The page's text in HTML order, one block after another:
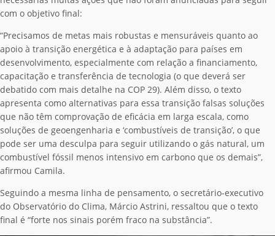
com o objetivo final:
“Precisamos de metas mais robustas e mensuráveis quanto ao
apoio à transição energética e à adaptação para países em
desenvolvimento, especialmente com relação a financiamento,
capacitação e transferência de tecnologia (o que deverá ser
debatido com mais detalhe na COP 29). Além disso, o texto
apresenta como alternativas para essa transição falsas soluções
que não têm comprovação de eficácia em larga escala, como
soluções de geoengenharia e ‘combustíveis de transição’, o que
pode ser uma desculpa para seguir utilizando o gás natural, um
combustível fóssil menos intensivo em carbono que os demais”,
afirmou Camila.
Seguindo a mesma linha de pensamento, o secretário-executivo
do Observatório do Clima, Márcio Astrini, ressaltou que o texto
final é “forte nos sinais porém fraco na substância”.